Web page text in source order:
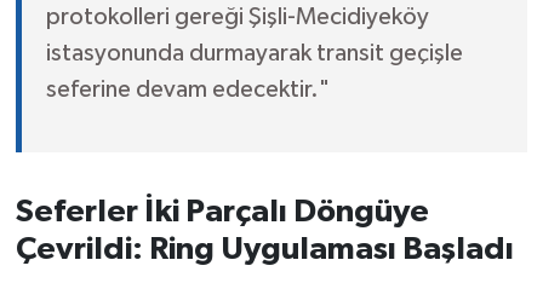
protokolleri gereği Şişli-Mecidiyeköy
istasyonunda durmayarak transit geçişle
seferine devam edecektir."
Seferler İki Parçalı Döngüye
Çevrildi: Ring Uygulaması Başladı